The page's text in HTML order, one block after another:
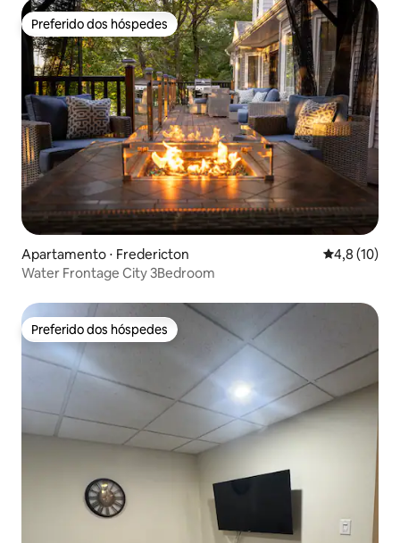
Preferido dos hóspedes
Preferido dos hóspedes
Apartamento ⋅ Fredericton 4,8 de uma
4,8 (10)
Water Frontage City 3Bedroom
Preferido dos hóspedes
Preferido dos hóspedes